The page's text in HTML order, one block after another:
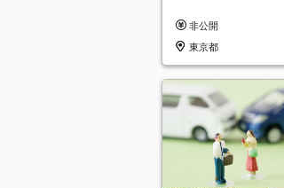
非公開
東京都